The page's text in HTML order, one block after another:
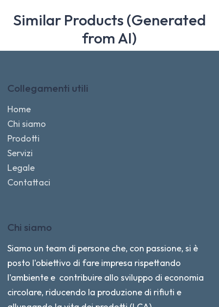
Similar Products (Generated
from AI)
Collegamenti utili
Home
Chi siamo
Prodotti
Servizi
Legale
Contattaci
Chi siamo
Siamo un team di persone che, con passione, si è
posto l'obiettivo di fare impresa rispettando
l'ambiente e contribuire allo sviluppo di economia
circolare, riducendo la produzione di rifiuti e